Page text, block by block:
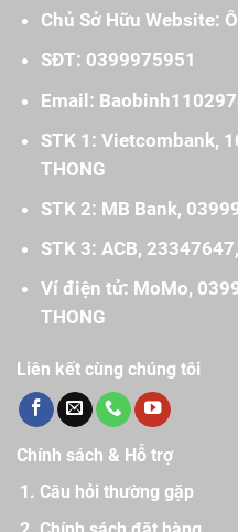
Chủ Sở Hữu Website:
SĐT: 0399975951
Email:
STK 1: Vietcombank,
THONG
STK 2: MB Bank,
STK 3: ACB,
Ví điện tử: MoMo,
THONG
Liên kết cùng chúng tôi
Chính sách & Hỗ trợ
Câu hỏi thường gặp